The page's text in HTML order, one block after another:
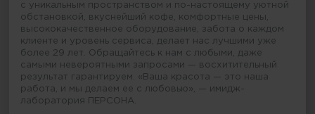
с уникальным пространством и по-настоящему уютной
обстановкой, вкуснейший кофе, комфортные цены,
высококачественное оборудование, забота о каждом
клиенте и уровень сервиса, делает нас лучшими уже
более 29 лет. Обращайтесь к нам с любыми, даже
самыми невероятными запросами — восхитительный
результат гарантируем. «Ваша красота — это наша
работа, и мы делаем ее с любовью», — имидж-
лаборатория ПЕРСОНА.